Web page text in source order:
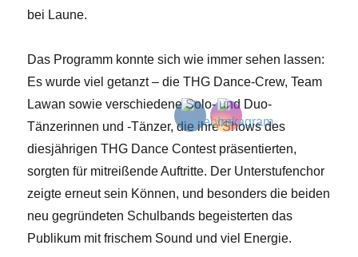
bei Laune.
Das Programm konnte sich wie immer sehen lassen:
Es wurde viel getanzt – die THG Dance-Crew, Team
Lawan sowie verschiedene Solo- und Duo-
Tänzerinnen und -Tänzer, die ihre Shows des
diesjährigen THG Dance Contest präsentierten,
sorgten für mitreißende Auftritte. Der Unterstufenchor
zeigte erneut sein Können, und besonders die beiden
neu gegründeten Schulbands begeisterten das
Publikum mit frischem Sound und viel Energie.